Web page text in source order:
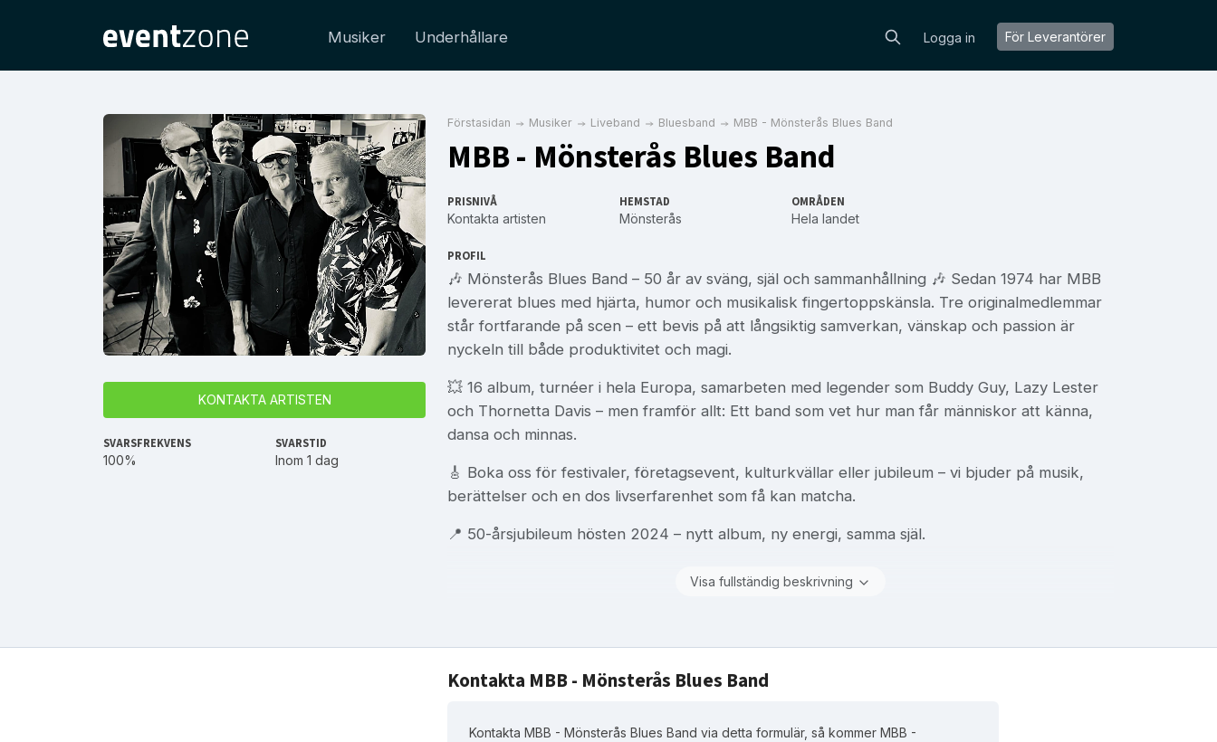
Musiker Underhållare Logga in För Leverantörer
KONTAKTA ARTISTEN
SVARSFREKVENS
100%
SVARSTID
Inom 1 dag
Förstasidan Musiker Liveband Bluesband MBB - Mönsterås Blues Band
MBB - Mönsterås Blues Band
PRISNIVÅ
Kontakta artisten
HEMSTAD
Mönsterås
OMRÅDEN
Hela landet
PROFIL
🎶 Mönsterås Blues Band – 50 år av sväng, själ och sammanhållning 🎶 Sedan 1974 har MBB
levererat blues med hjärta, humor och musikalisk fingertoppskänsla. Tre originalmedlemmar
står fortfarande på scen – ett bevis på att långsiktig samverkan, vänskap och passion är
nyckeln till både produktivitet och magi.
💥 16 album, turnéer i hela Europa, samarbeten med legender som Buddy Guy, Lazy Lester
och Thornetta Davis – men framför allt: Ett band som vet hur man får människor att känna,
dansa och minnas.
🎸 Boka oss för festivaler, företagsevent, kulturkvällar eller jubileum – vi bjuder på musik,
berättelser och en dos livserfarenhet som få kan matcha.
📍 50-årsjubileum hösten 2024 – nytt album, ny energi, samma själ.
Visa fullständig beskrivning
Kontakta MBB - Mönsterås Blues Band
Kontakta MBB - Mönsterås Blues Band via detta formulär, så kommer MBB -